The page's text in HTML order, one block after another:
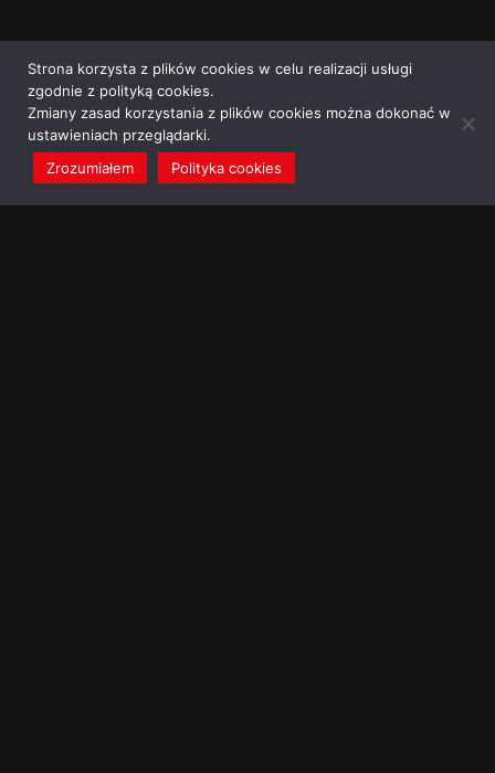
Strona korzysta z plików cookies w celu realizacji usługi
zgodnie z polityką cookies.
Zmiany zasad korzystania z plików cookies można dokonać w
ustawieniach przeglądarki.
Zrozumiałem
Polityka cookies